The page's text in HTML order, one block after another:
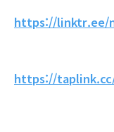
https://linktr.ee/
https://